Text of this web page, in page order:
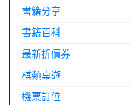
書籍分享
書籍百科
最新折價券
棋類桌遊
機票訂位